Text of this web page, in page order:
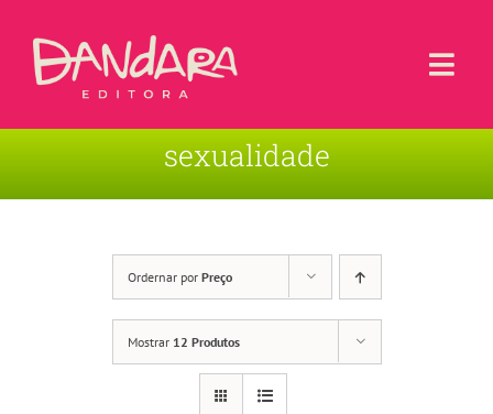
Sobre a Editora
sexualidade
Ordernar por Preço
Mostrar 12 Produtos